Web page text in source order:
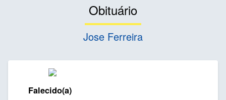
Obituário
Jose Ferreira
Falecido(a)